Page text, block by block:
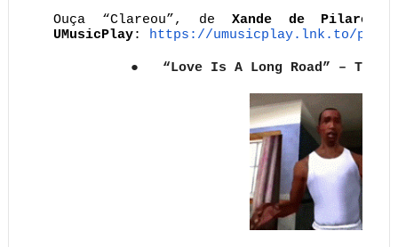
Ouça “Clareou”, de Xande de Pilares
UMusicPlay: https://umusicplay.lnk.to/
● “Love Is A Long Road” – Tom